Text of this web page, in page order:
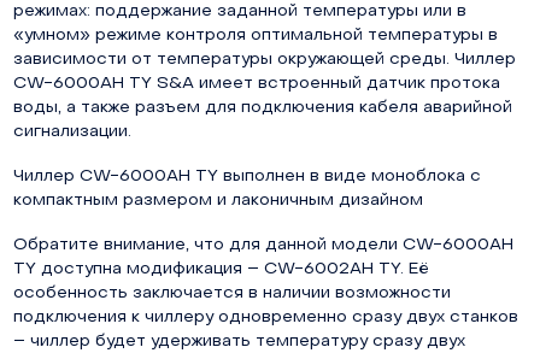
режимах: поддержание заданной температуры или в
«умном» режиме контроля оптимальной температуры в
зависимости от температуры окружающей среды. Чиллер
CW-6000AH TY S&A имеет встроенный датчик протока
воды, а также разъем для подключения кабеля аварийной
сигнализации.
Чиллер CW-6000AH TY выполнен в виде моноблока с
компактным размером и лаконичным дизайном
Обратите внимание, что для данной модели CW-6000AH
TY доступна модификация – CW-6002AH TY. Её
особенность заключается в наличии возможности
подключения к чиллеру одновременно сразу двух станков
– чиллер будет удерживать температуру сразу двух